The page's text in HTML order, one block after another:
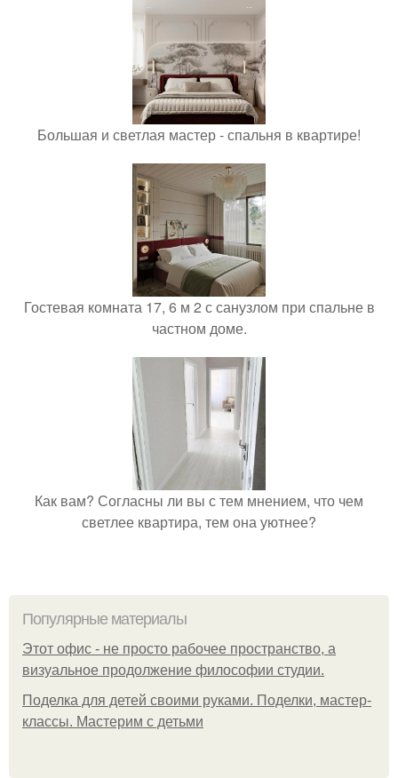
Большая и светлая мастер - спальня в квартире!
Гостевая комната 17, 6 м 2 с санузлом при спальне в
частном доме.
Как вам? Согласны ли вы с тем мнением, что чем
светлее квартира, тем она уютнее?
Популярные материалы
Этот офис - не просто рабочее пространство, а
визуальное продолжение философии студии.
Поделка для детей своими руками. Поделки, мастер-
классы. Мастерим с детьми